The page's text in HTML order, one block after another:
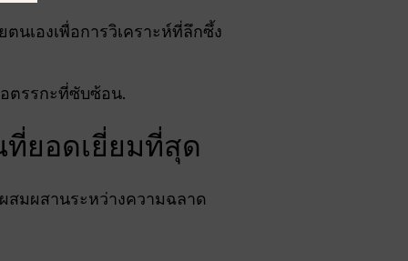
นเองเพื่อการวิเคราะห์ที่ลึกซึ้ง
ตรรกะที่ซับซ้อน.
ที่ยอดเยี่ยมที่สุด
สมผสานระหว่างความฉลาด